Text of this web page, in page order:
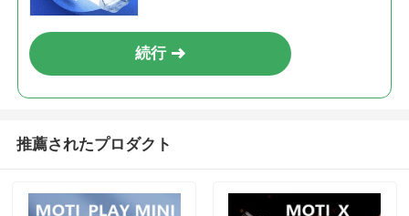
続行
推薦されたプロダクト